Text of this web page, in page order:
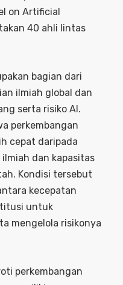
on Artificial
40 ahli lintas
bagian dari
ilmiah global dan
serta risiko AI.
perkembangan
cepat daripada
dan kapasitas
Kondisi tersebut
kecepatan
untuk
mengelola risikonya
perkembangan